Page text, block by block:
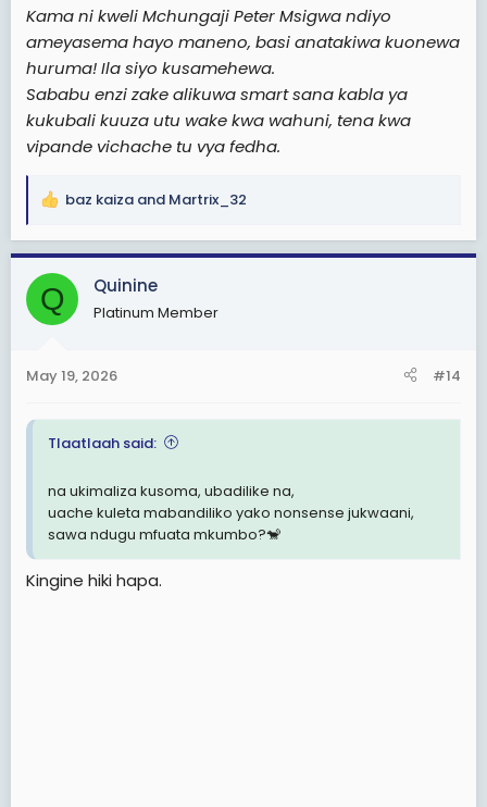
Kama ni kweli Mchungaji Peter Msigwa ndiyo
ameyasema hayo maneno, basi anatakiwa kuonewa
huruma! Ila siyo kusamehewa.
Sababu enzi zake alikuwa smart sana kabla ya
kukubali kuuza utu wake kwa wahuni, tena kwa
vipande vichache tu vya fedha.
R
a
c
t
i
s
baz kaiza and Martrix_32
Q Quinine
Platinum Member
May 19, 2026 #14
Tlaatlaah said:
na ukimaliza kusoma, ubadilike na,
uache kuleta mabandiliko yako nonsense jukwaani,
sawa ndugu mfuata mkumbo?🐒
Kingine hiki hapa.